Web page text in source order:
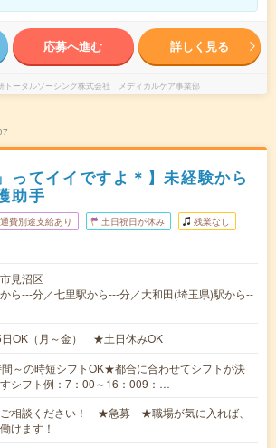
応募へ進む 詳しく見る
トータルソーシング株式会社 メディカルケア事業部
ってイイですよ＊】未経験から
助手
費別途支給あり 土日祝日が休み 残業なし
見沼区
ら---分／七里駅から---分／大和田(埼玉県)駅から--
日OK（月～金） ★土日休みOK
～の時短シフトOK★都合に合わせてシフトが決
シフト例：7：00～16：009：…
相談ください！ ★急募 ★職場が気に入れば、
けます！